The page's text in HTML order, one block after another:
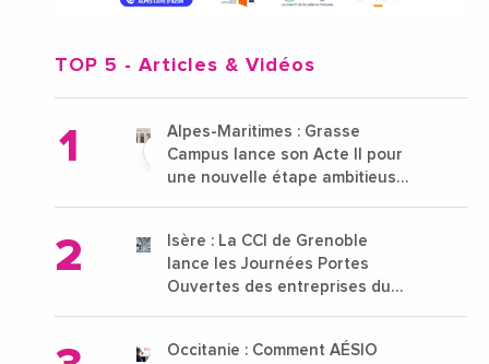
TOP 5 - Articles & Vidéos
Alpes-Maritimes : Grasse
Campus lance son Acte II pour
une nouvelle étape ambitieuse
Isère : La CCI de Grenoble
lance les Journées Portes
Ouvertes des entreprises du
Occitanie : Comment AÉSIO